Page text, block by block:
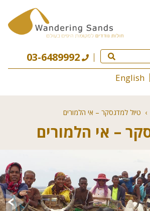
03-6489992
English
› טיול למדגסקר – אי הלמורים
– אי הלמורים